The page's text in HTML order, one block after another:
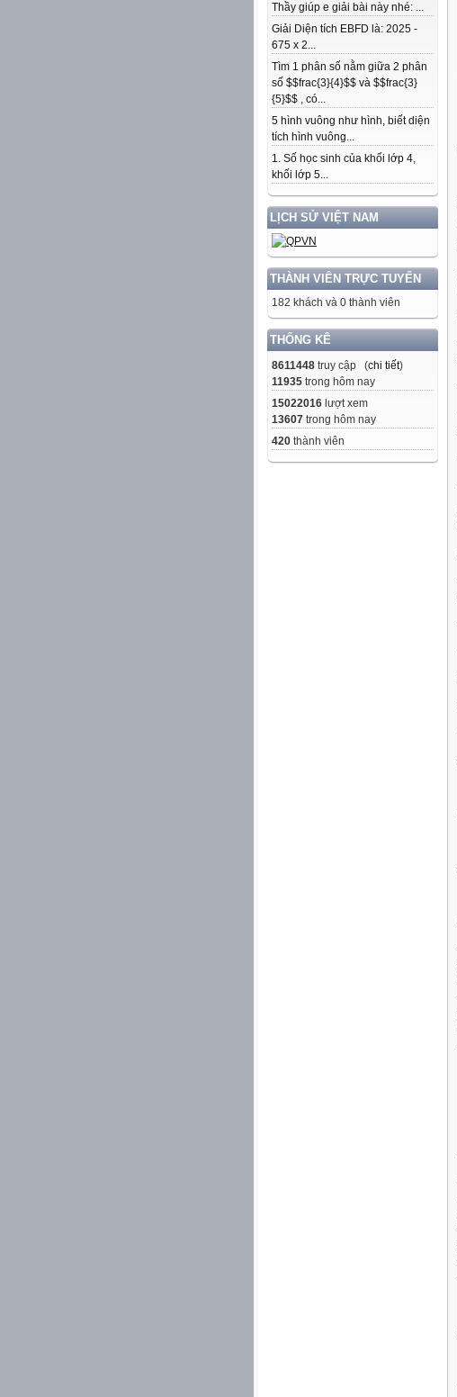
Thầy giúp e giải bài này nhé: ...
Giải Diện tích EBFD là: 2025 -
675 x 2...
Tìm 1 phân số nằm giữa 2 phân
số $$frac{3}{4}$$ và $$frac{3}
{5}$$ , có...
5 hình vuông như hình, biết diện
tích hình vuông...
1. Số học sinh của khối lớp 4,
khối lớp 5...
LỊCH SỬ VIỆT NAM
THÀNH VIÊN TRỰC TUYẾN
182 khách và 0 thành viên
THỐNG KÊ
8611448 truy cập (chi tiết)
11935 trong hôm nay
15022016 lượt xem
13607 trong hôm nay
420 thành viên